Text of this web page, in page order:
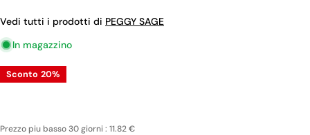
Vedi tutti i prodotti di PEGGY SAGE
In magazzino
Sconto 20%
Prezzo piu basso 30 giorni : 11.82 €